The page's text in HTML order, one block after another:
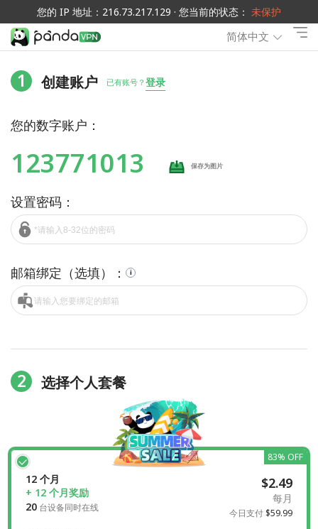
您的 IP 地址：216.73.217.129 · 您当前的状态： 未保护
简体中文
1 创建账户 已有账号？ 登录
您的数字账户：
123771013 保存为图片
设置密码：
邮箱绑定（选填）： i
2 选择个人套餐
12 个月
+ 12 个月奖励
20 台设备同时在线
$2.49
每月
今日支付 $59.99
83% OFF